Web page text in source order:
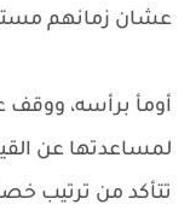
عشان زمانهم
أومأ برأسه، ووقف
لمساعدتها عن
تتأكد من ترتيب